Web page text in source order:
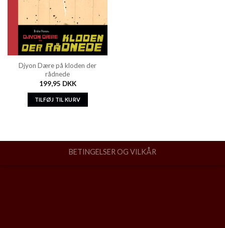
Djyon Dære på kloden der
rådnede
199,95 DKK
TILFØJ TIL KURV
BETINGELSER OG VILKÅR